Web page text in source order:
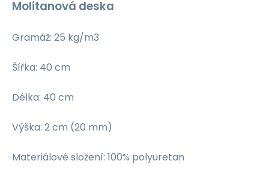
Molitanová deska
Gramáž: 25 kg/m3
Šířka: 40 cm
Délka: 40 cm
Výška: 2 cm (20 mm)
Materiálové složení: 100% polyuretan